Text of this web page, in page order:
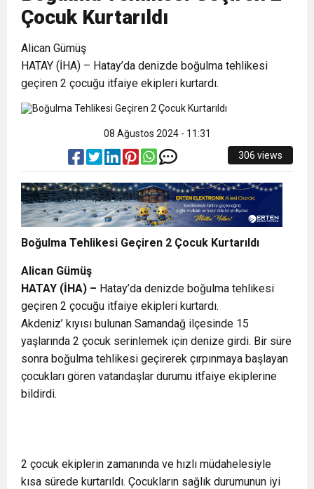
21:40
KARAÇAY’A SEVGİ SELİ
18:22 BAŞKAN SAMİ ÜSTÜN’DEN
GÖNÜLLERE DOKUNAN ZİYARET
Çocuk Kurtarıldı
Alican Gümüş
HATAY (İHA) – Hatay’da denizde boğulma tehlikesi
geçiren 2 çocuğu itfaiye ekipleri kurtardı.
08 Ağustos 2024 - 11:31
306 views
Boğulma Tehlikesi Geçiren 2 Çocuk Kurtarıldı
Alican Gümüş
HATAY (İHA) – Hatay’da denizde boğulma tehlikesi
geçiren 2 çocuğu itfaiye ekipleri kurtardı.
Akdeniz’ kıyısı bulunan Samandağ ilçesinde 15
yaşlarında 2 çocuk serinlemek için denize girdi. Bir süre
sonra boğulma tehlikesi geçirerek çırpınmaya başlayan
çocukları gören vatandaşlar durumu itfaiye ekiplerine
bildirdi.
2 çocuk ekiplerin zamanında ve hızlı müdahelesiyle
kısa sürede kurtarıldı. Çocukların sağlık durumunun iyi